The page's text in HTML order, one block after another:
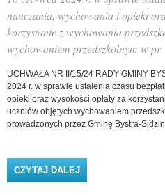
nauczania, wychowania i opieki
korzystanie z wychowania
wychowaniem przedszkolnym w pr
UCHWAŁA NR II/15/24 RADY GMINY
2024 r. w sprawie ustalenia czasu
opieki oraz wysokości opłaty za
uczniów objętych wychowaniem
prowadzonych przez Gminę Bystra-
CZYTAJ DALEJ
SIDZINA Z DNIA 18